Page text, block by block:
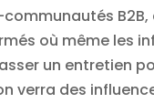
B2B,
où même les
un entretien
verra des